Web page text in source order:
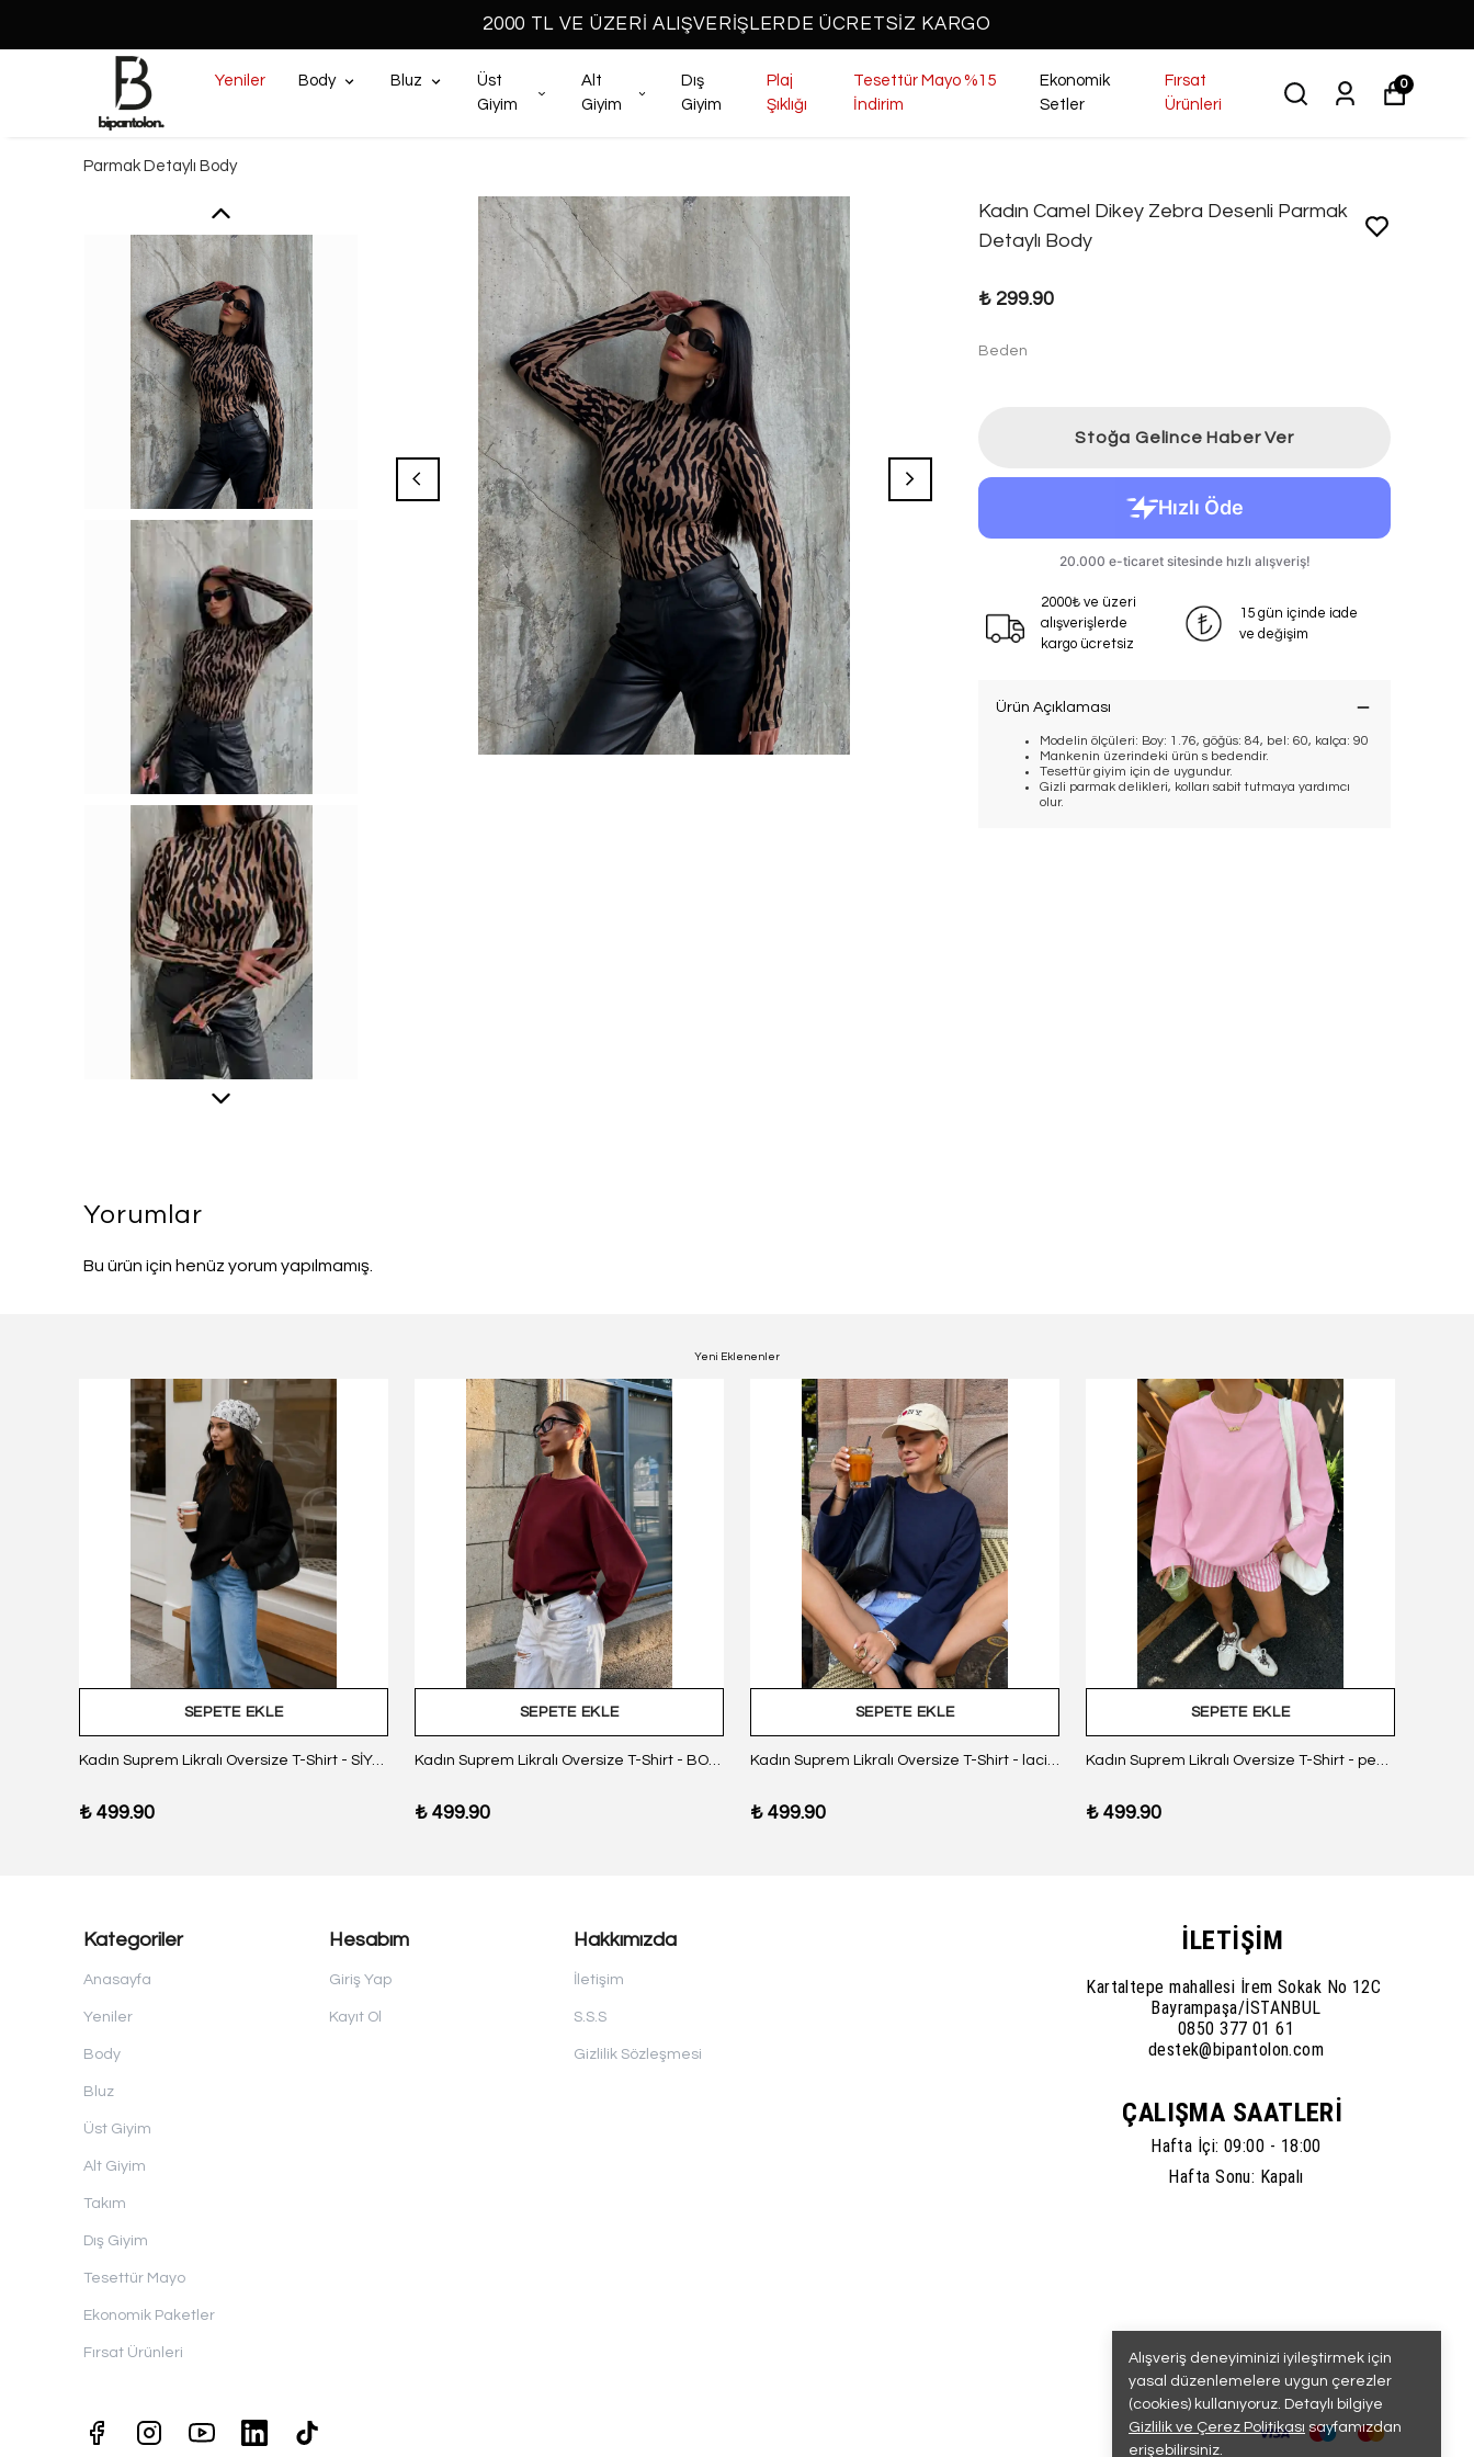
2000 TL VE ÜZERİ ALIŞVERİŞLERDE ÜCRETSİZ KARGO
Yeniler Body Bluz
Üst
Giyim
Alt
Giyim
Dış
Giyim
Plaj
Şıklığı
Tesettür Mayo %15
İndirim
Ekonomik
Setler
Fırsat
Ürünleri
0
Alışveriş deneyiminizi iyileştirmek için
yasal düzenlemelere uygun çerezler
(cookies) kullanıyoruz. Detaylı bilgiye
Gizlilik ve Çerez Politikası sayfamızdan
erişebilirsiniz.
Parmak Detaylı Body
Kadın Camel Dikey Zebra Desenli Parmak
Detaylı Body
₺ 299.90
Beden
Stoğa Gelince Haber Ver
2000₺ ve üzeri
alışverişlerde
kargo ücretsiz
15 gün içinde iade
ve değişim
Ürün Açıklaması
Modelin ölçüleri: Boy: 1.76, göğüs: 84, bel: 60, kalça: 90
Mankenin üzerindeki ürün s bedendir.
Tesettür giyim için de uygundur.
Gizli parmak delikleri, kolları sabit tutmaya yardımcı
olur.
Yorumlar
Bu ürün için henüz yorum yapılmamış.
Yeni Eklenenler
SEPETE EKLE
Kadın Suprem Likralı Oversize T-Shirt - SİYAH
₺ 499.90
SEPETE EKLE
Kadın Suprem Likralı Oversize T-Shirt - BORDO
₺ 499.90
SEPETE EKLE
Kadın Suprem Likralı Oversize T-Shirt - lacivert
₺ 499.90
SEPETE EKLE
Kadın Suprem Likralı Oversize T-Shirt - pembe
₺ 499.90
Kategoriler
Anasayfa
Yeniler
Body
Bluz
Üst Giyim
Alt Giyim
Takım
Dış Giyim
Tesettür Mayo
Ekonomik Paketler
Fırsat Ürünleri
Hesabım
Giriş Yap
Kayıt Ol
Hakkımızda
İletişim
S.S.S
Gizlilik Sözleşmesi
İLETİŞİM
Kartaltepe mahallesi İrem Sokak No 12C
Bayrampaşa/İSTANBUL
0850 377 01 61
destek@bipantolon.com
ÇALIŞMA SAATLERİ
Hafta İçi: 09:00 - 18:00
Hafta Sonu: Kapalı